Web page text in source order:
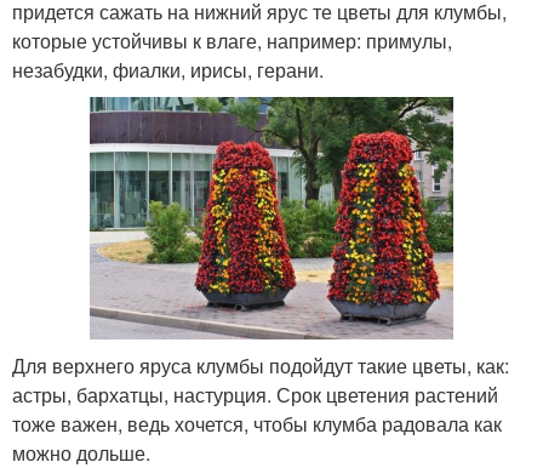
придется сажать на нижний ярус те цветы для клумбы,
которые устойчивы к влаге, например: примулы,
незабудки, фиалки, ирисы, герани.
Для верхнего яруса клумбы подойдут такие цветы, как:
астры, бархатцы, настурция. Срок цветения растений
тоже важен, ведь хочется, чтобы клумба радовала как
можно дольше.